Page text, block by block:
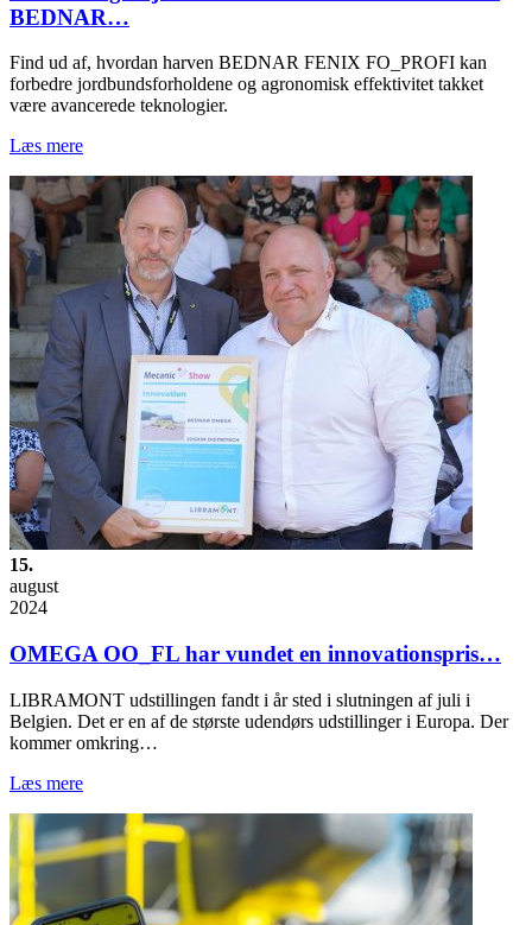
BEDNAR…
Find ud af, hvordan harven BEDNAR FENIX FO_PROFI kan
forbedre jordbundsforholdene og agronomisk effektivitet takket
være avancerede teknologier.
Læs mere
15.
august
2024
OMEGA OO_FL har vundet en innovationspris…
LIBRAMONT udstillingen fandt i år sted i slutningen af juli i
Belgien. Det er en af de største udendørs udstillinger i Europa. Der
kommer omkring…
Læs mere